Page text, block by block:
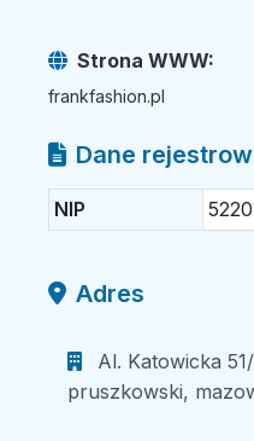
Strona WWW:
frankfashion.pl
Dane
NIP
Adres
Al. Katowicka
pruszkowski,